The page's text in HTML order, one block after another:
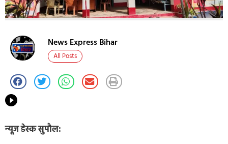
News Express Bihar
All Posts
न्यूज डेस्क सुपौल: